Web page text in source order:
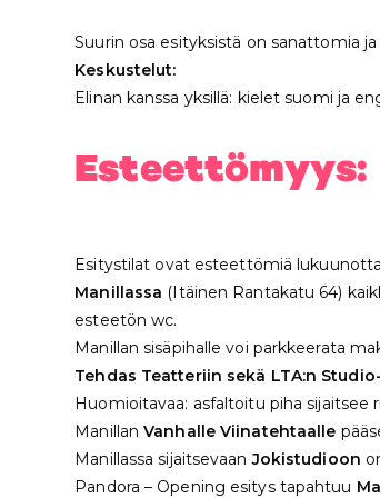
Suurin osa esityksistä on sanattomia
Keskustelut:
Elinan kanssa yksillä: kielet suomi ja
Esteettömyys:
Esitystilat ovat esteettömiä
Manillassa (Itäinen Rantakatu 64)
esteetön wc.
Manillan sisäpihalle voi parkkeerata
Tehdas Teatteriin sekä LTA:n
Huomioitavaa: asfaltoitu piha sijaitsee
ManillanVanhalle Viinatehtaalle
Manillassa sijaitsevaanJokistudioon
Pandora – Opening esitys tapahtuu